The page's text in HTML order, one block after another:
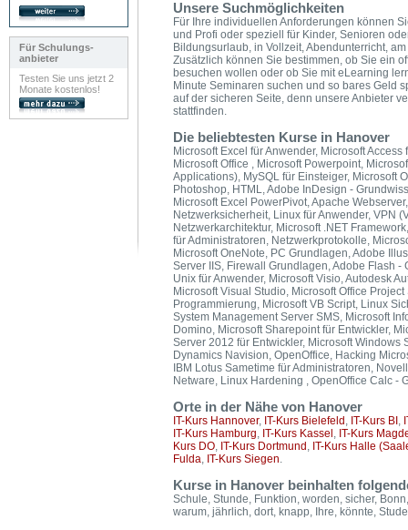
Für Schulungs-
anbieter
Testen Sie uns jetzt 2
Monate kostenlos!
Unsere Suchmöglichkeiten
Für Ihre individuellen Anforderungen können
und Profi oder speziell für Kinder, Senioren
Bildungsurlaub, in Vollzeit, Abendunterricht,
Zusätzlich können Sie bestimmen, ob Sie ein
besuchen wollen oder ob Sie mit eLearning
Minute Seminaren suchen und so bares Geld
auf der sicheren Seite, denn unsere Anbieter
stattfinden.
Die beliebtesten Kurse in Hanover
Microsoft Excel für Anwender, Microsoft
Microsoft Office , Microsoft Powerpoint,
Applications), MySQL für Einsteiger, Microsoft
Photoshop, HTML, Adobe InDesign -
Microsoft Excel PowerPivot, Apache
Netzwerksicherheit, Linux für Anwender, VPN
Netzwerkarchitektur, Microsoft .NET
für Administratoren, Netzwerkprotokolle,
Microsoft OneNote, PC Grundlagen, Adobe
Server IIS, Firewall Grundlagen, Adobe Flash
Unix für Anwender, Microsoft Visio, Autodesk
Microsoft Visual Studio, Microsoft Office
Programmierung, Microsoft VB Script, Linux
System Management Server SMS, Microsoft
Domino, Microsoft Sharepoint für Entwickler,
Server 2012 für Entwickler, Microsoft Windows
Dynamics Navision, OpenOffice, Hacking
IBM Lotus Sametime für Administratoren,
Netware, Linux Hardening , OpenOffice Calc -
Orte in der Nähe von Hanover
IT-Kurs Hannover, IT-Kurs Bielefeld , IT-Kurs BI ,
IT-Kurs Hamburg, IT-Kurs Kassel , IT-Kurs
Kurs DO, IT-Kurs Dortmund , IT-Kurs Halle
Fulda, IT-Kurs Siegen.
Kurse in Hanover beinhalten
Schule, Stunde, Funktion, worden, sicher,
warum, jährlich, dort, knapp, Ihre, könnte,